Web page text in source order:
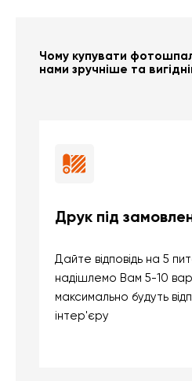
Чому купувати
нами зручніше та
Друк під
Дайте відповідь на 5
надішлемо Вам 5-10
максимально будуть
інтер'єру